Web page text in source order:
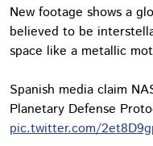
New footage shows a
believed to be
space like a metallic
Spanish media claim
Planetary Defense
pic.twitter.com/